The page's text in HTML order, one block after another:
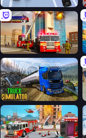
Tow N Go
Fire Truck Driving School
Truck Driving Simulator Game